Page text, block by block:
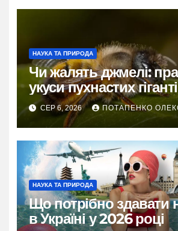
НАУКА ТА ПРИРОДА
Чи жалять джмелі:
укуси пухнастих
СЕР 6, 2026 ПОТАПЕНКО
НАУКА ТА ПРИРОДА
Що потрібно здавати
в Україні у 2026 році